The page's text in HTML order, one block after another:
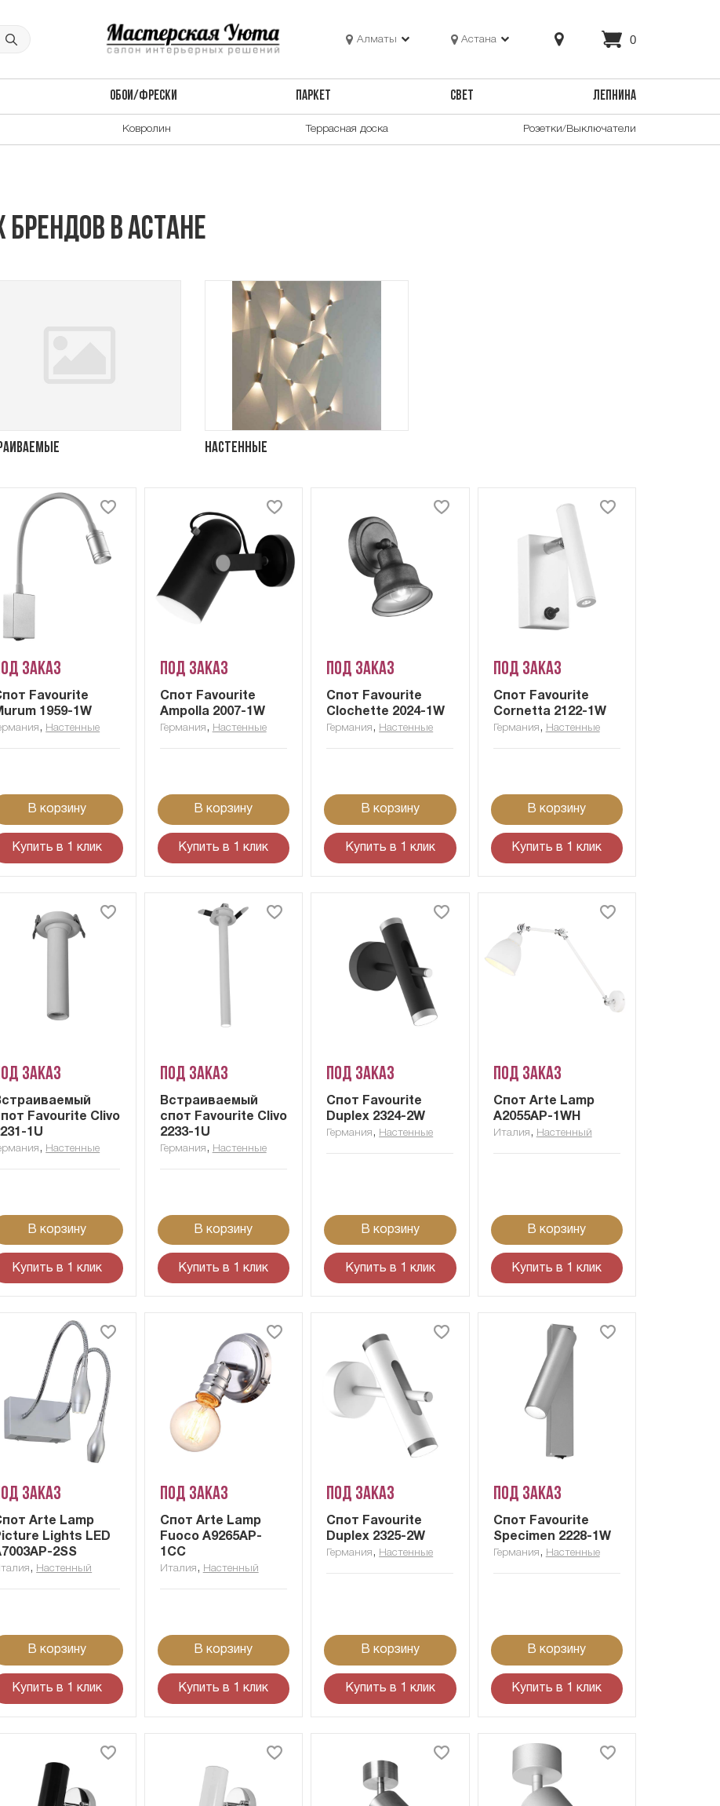
Алматы Астана 0
ОБОИ/ФРЕСКИ ПАРКЕТ СВЕТ ЛЕПНИНА
Ковролин Террасная доска Розетки/Выключатели
в Астане
Настенные
заказ
Favourite
1959-1W
, Настенные
В корзину
Купить в 1 клик
Под заказ
Спот Favourite
Ampolla 2007-1W
Германия , Настенные
В корзину
Купить в 1 клик
Под заказ
Спот Favourite
Clochette 2024-1W
Германия , Настенные
В корзину
Купить в 1 клик
Под заказ
Спот Favourite
Cornetta 2122-1W
Германия , Настенные
В корзину
Купить в 1 клик
заказ
Favourite Clivo
1U
, Настенные
В корзину
Купить в 1 клик
Под заказ
Встраиваемый
спот Favourite Clivo
2233-1U
Германия , Настенные
В корзину
Купить в 1 клик
Под заказ
Спот Favourite
Duplex 2324-2W
Германия , Настенные
В корзину
Купить в 1 клик
Под заказ
Cпот Arte Lamp
A2055AP-1WH
Италия , Настенный
В корзину
Купить в 1 клик
заказ
Arte Lamp
Lights LED
2SS
, Настенный
В корзину
Купить в 1 клик
Под заказ
Cпот Arte Lamp
Fuoco A9265AP-
1CC
Италия , Настенный
В корзину
Купить в 1 клик
Под заказ
Спот Favourite
Duplex 2325-2W
Германия , Настенные
В корзину
Купить в 1 клик
Под заказ
Спот Favourite
Specimen 2228-1W
Германия , Настенные
В корзину
Купить в 1 клик